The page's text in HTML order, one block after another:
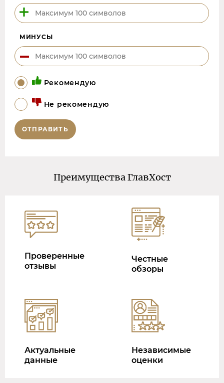
МИНУСЫ
Рекомендую
Не рекомендую
ОТПРАВИТЬ
Преимущества ГлавХост
Проверенные
отзывы
Честные
обзоры
Актуальные
данные
Независимые
оценки